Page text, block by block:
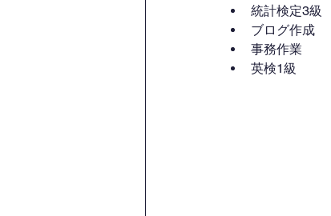
統計検定3級
ブログ作成
事務作業
英検1級